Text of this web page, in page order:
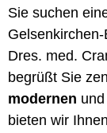
Sie suchen
Dres. med.
begrüßt Sie
modernen und
bieten wir